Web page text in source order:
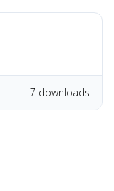
7 downloads